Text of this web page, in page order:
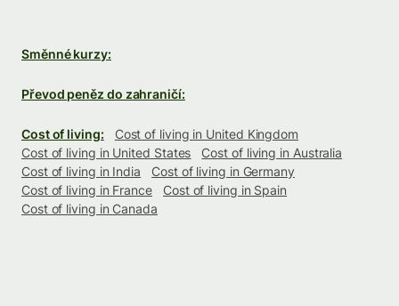
Směnné kurzy:
Převod peněz do zahraničí:
Cost of living:
Cost of living in United Kingdom
Cost of living in United States
Cost of living in Australia
Cost of living in India
Cost of living in Germany
Cost of living in France
Cost of living in Spain
Cost of living in Canada